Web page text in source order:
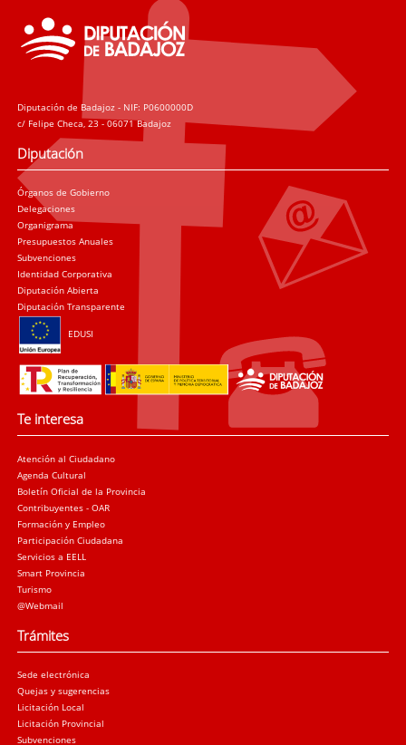
Diputación de Badajoz - NIF: P0600000D
c/ Felipe Checa, 23 - 06071 Badajoz
Diputación
Órganos de Gobierno
Delegaciones
Organigrama
Presupuestos Anuales
Subvenciones
Identidad Corporativa
Diputación Abierta
Diputación Transparente
EDUSI
Te interesa
Atención al Ciudadano
Agenda Cultural
Boletín Oficial de la Provincia
Contribuyentes - OAR
Formación y Empleo
Participación Ciudadana
Servicios a EELL
Smart Provincia
Turismo
@Webmail
Trámites
Sede electrónica
Quejas y sugerencias
Licitación Local
Licitación Provincial
Subvenciones